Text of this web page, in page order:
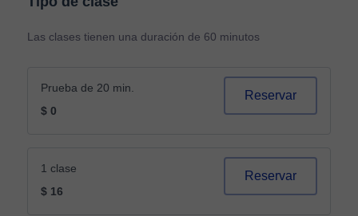
Las clases tienen una duración de 60 minutos
Prueba de 20 min.
$ 0
Reservar
1 clase
$ 16
Reservar